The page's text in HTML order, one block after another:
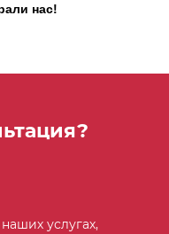
нас!
услугах,